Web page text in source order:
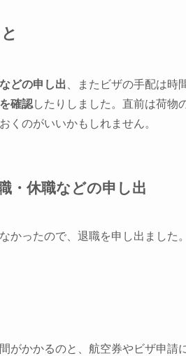
どの申し出 、またビザの手配は時
確認したりしました。直前は荷物
くのがいいかもしれません。
・休職などの申し出
かったので、退職を申し出ました。
がかかるのと、航空券やビザ申請